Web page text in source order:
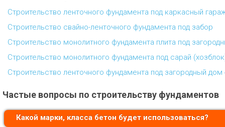
Строительство ленточного фундамента под каркасный
Строительство свайно-ленточного фундамента под забор
Строительство монолитного фундамента плита под
Строительство монолитного фундамента под сарай
Строительство ленточного фундамента под загородный дом
Частые вопросы по строительству фундаментов
Какой марки, класса бетон будет использоваться?